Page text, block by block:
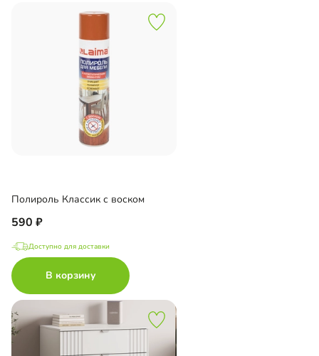
Полироль Классик с воском
590
Доступно для доставки
В корзину